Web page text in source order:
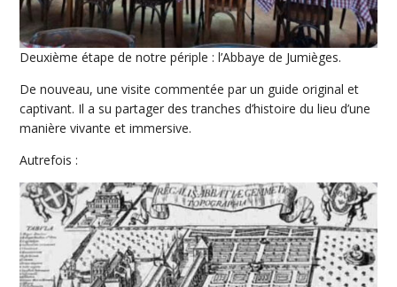
Deuxième étape de notre périple : l’Abbaye de Jumièges.
De nouveau, une visite commentée par un guide original et
captivant. Il a su partager des tranches d’histoire du lieu d’une
manière vivante et immersive.
Autrefois :